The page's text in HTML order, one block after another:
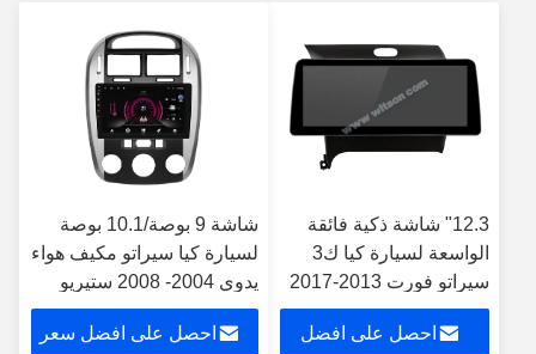
12.3" شاشة ذكية فائقة
الواسعة لسيارة كيا ك3
سيراتو فورت 2013-2017
احصل على افضل
شاشة 9 بوصة/10.1 بوصة
لسيارة كيا سيراتو مكيف هواء
يدوي 2004- 2008 ستيريو
متعدد الوسائط للسيارة
احصل على افضل سعر